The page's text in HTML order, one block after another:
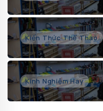
Kiến Thức Thể Thao
Kinh Nghiệm Hay